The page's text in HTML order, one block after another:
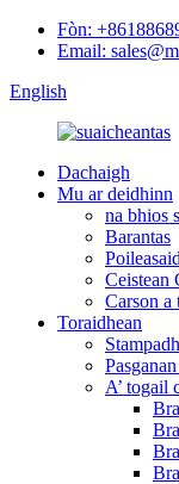
Fòn:
Email:
English
Dachaigh
Mu ar deidhinn
na bhios
Barantas
Ceistean
Carson a
Toraidhean
A’ togail